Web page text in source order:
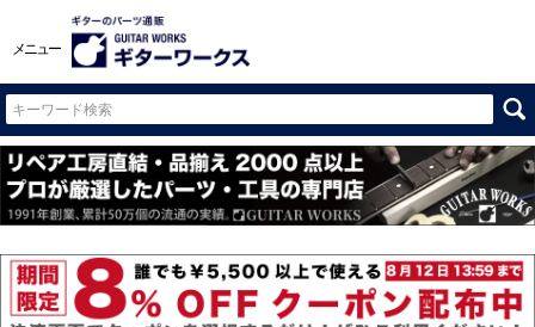
メニュー